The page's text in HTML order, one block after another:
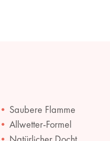
Saubere Flamme
Allwetter-Formel